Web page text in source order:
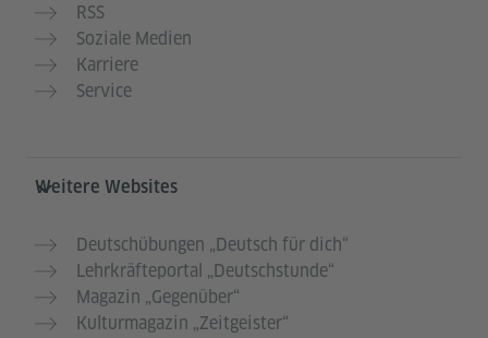
RSS
Soziale Medien
Karriere
Service
Weitere Websites
Deutschübungen „Deutsch für dich“
Lehrkräfteportal „Deutschstunde“
Magazin „Gegenüber“
Kulturmagazin „Zeitgeister“